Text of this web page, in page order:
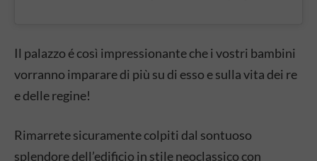
Il palazzo é così impressionante che i vostri bambini
vorranno imparare di più su di esso e sulla vita dei re
e delle regine!
Rimarrete sicuramente colpiti dal sontuoso
splendore dell’edificio in stile neoclassico con